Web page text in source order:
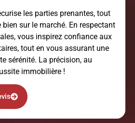
les parties prenantes, tout
sur le marché. En respectant
vous inspirez confiance aux
tout en vous assurant une
sérénité. La précision, au
immobilière !